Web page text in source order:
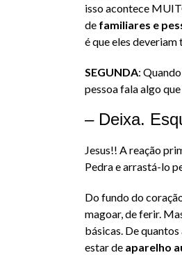
isso acontece
de familiares e
é que eles deveriam
SEGUNDA:
pessoa fala algo
– Deixa.
Jesus!! A reação
Pedra e arrastá-lo
Do fundo do
magoar, de ferir.
básicas. De
estar de aparelho